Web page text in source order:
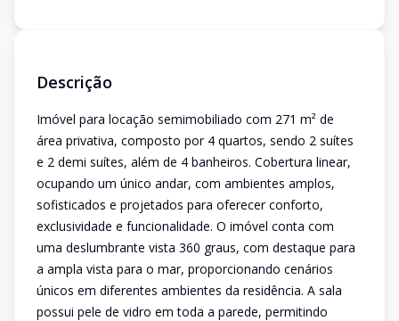
Descrição
Imóvel para locação semimobiliado com 271 m² de
área privativa, composto por 4 quartos, sendo 2 suítes
e 2 demi suítes, além de 4 banheiros. Cobertura linear,
ocupando um único andar, com ambientes amplos,
sofisticados e projetados para oferecer conforto,
exclusividade e funcionalidade. O imóvel conta com
uma deslumbrante vista 360 graus, com destaque para
a ampla vista para o mar, proporcionando cenários
únicos em diferentes ambientes da residência. A sala
possui pele de vidro em toda a parede, permitindo